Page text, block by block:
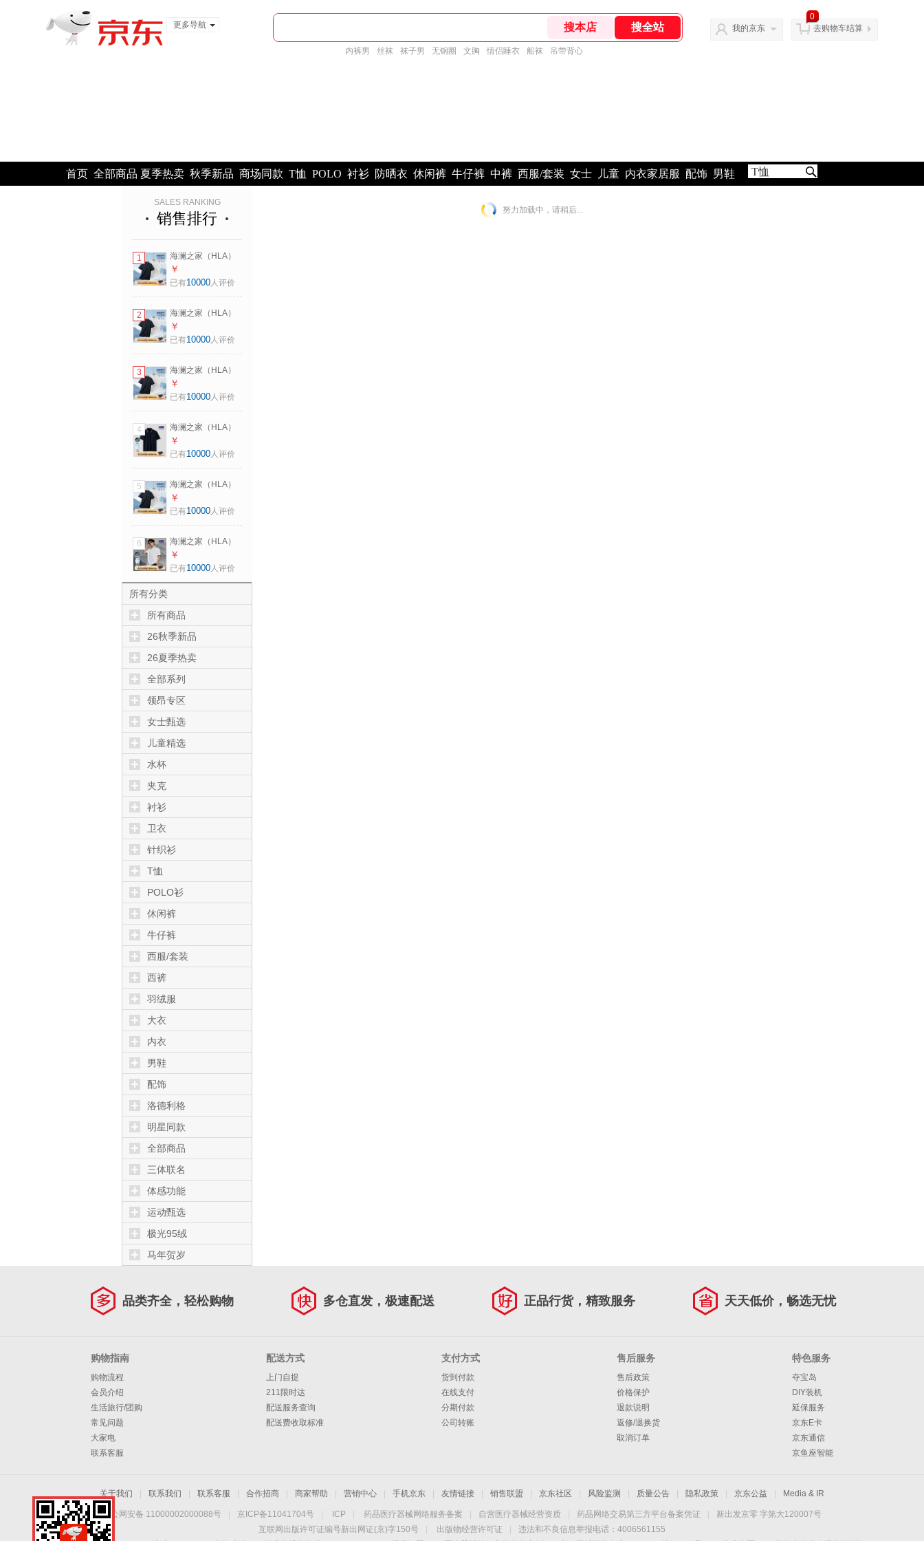
更多导航
内裤男 丝袜 袜子男 无钢圈 文胸 情侣睡衣 船袜 吊带背心
我的京东
0
去购物车结算
首页 全部商品 夏季热卖 秋季新品 商场同款 T恤 POLO 衬衫 防晒衣 休闲裤 牛仔裤 中裤 西服/套装 女士 儿童 内衣家居服 配饰 男鞋
SALES RANKING
销售排行
1
海澜之家（HLA）
POLO衫男马年凉感
马上好运短袖男夏
175/92A 推荐
137~150斤
￥
已有10000人评价
2
海澜之家（HLA）
POLO衫男马年凉感
马上好运短袖男夏
180/96A 推荐
151~164斤
￥
已有10000人评价
3
海澜之家（HLA）
POLO衫男马年凉感
马上好运短袖男夏
170/88A 推荐
125~136斤
￥
已有10000人评价
4
海澜之家（HLA）
短袖POLO衫男山不
在高系列短袖男夏
180/96A 推荐
151~164斤
￥
已有10000人评价
5
海澜之家（HLA）
POLO衫男马年凉感
马上好运短袖男夏
2XL 185/100A 推荐
165~180斤
￥
已有10000人评价
6
海澜之家（HLA）
短袖POLO衫男山不
在高系列短袖男夏
175/92A 推荐
137~150斤
￥
已有10000人评价
所有分类
所有商品
26秋季新品
26夏季热卖
全部系列
领昂专区
女士甄选
儿童精选
水杯
夹克
衬衫
卫衣
针织衫
T恤
POLO衫
休闲裤
牛仔裤
西服/套装
西裤
羽绒服
大衣
内衣
男鞋
配饰
洛德利格
明星同款
全部商品
三体联名
体感功能
运动甄选
极光95绒
马年贺岁
努力加载中，请稍后...
品类齐全，轻松购物 多仓直发，极速配送 正品行货，精致服务 天天低价，畅选无忧
购物指南
购物流程
会员介绍
生活旅行/团购
常见问题
大家电
联系客服
配送方式
上门自提
211限时达
配送服务查询
配送费收取标准
支付方式
货到付款
在线支付
分期付款
公司转账
售后服务
售后政策
价格保护
退款说明
返修/退换货
取消订单
特色服务
夺宝岛
DIY装机
延保服务
京东E卡
京东通信
京鱼座智能
关于我们 联系我们 联系客服 合作招商 商家帮助 营销中心 手机京东 友情链接 销售联盟 京东社区 风险监测 质量公告 隐私政策 京东公益 Media & IR
京公网安备 11000002000088号 京ICP备11041704号 ICP 药品医疗器械网络服务备案 自营医疗器械经营资质 药品网络交易第三方平台备案凭证
新出发京零 字第大120007号
互联网出版许可证编号新出网证(京)字150号
出版物经营许可证
违法和不良信息举报电话：4006561155